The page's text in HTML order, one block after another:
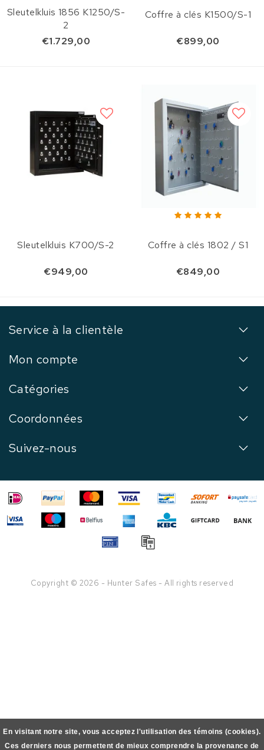
Sleutelkluis 1856 K1250/S-
2
€1.729,00
Coffre à clés K1500/S-1
€899,00
Sleutelkluis K700/S-2
€949,00
Coffre à clés 1802 / S1
€849,00
Service à la clientèle
Mon compte
Catégories
Coordonnées
Suivez-nous
Copyright © 2026 - Hunter Safes - All rights reserved
En visitant notre site, vous acceptez l'utilisation des témoins (cookies).
Ces derniers nous permettent de mieux comprendre la provenance de